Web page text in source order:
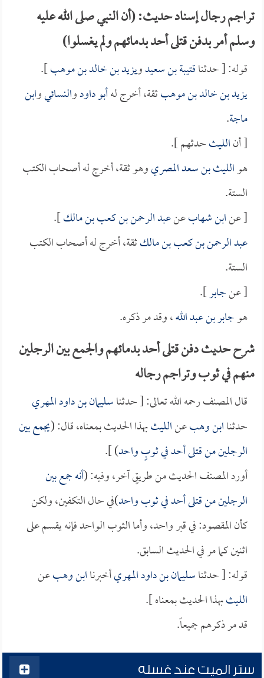
تراجم رجال إسناد حديث: (أن النبي صلى الله عليه
وسلم أمر بدفن قتلى أحد بدمائهم ولم يغسلوا)
قوله: [ حدثناقتيبة بن سعيدويزيد بن خالد بن موهب].
يزيد بن خالد بن موهبثقة، أخرج لهأبو داودوالنسائيوابن
ماجة.
[ أنالليثحدثهم ].
هوالليث بن سعد المصريوهو ثقة، أخرج له أصحاب الكتب
الستة.
[ عنابن شهابعنعبد الرحمن بن كعب بن مالك].
عبد الرحمن بن كعب بن مالكثقة، أخرج له أصحاب الكتب
الستة.
[ عنجابر].
هوجابر بن عبد الله، وقد مر ذكره.
شرح حديث دفن قتلى أحد بدمائهم والجمع بين الرجلين
منهم في ثوب وتراجم رجاله
قال المصنف رحمه الله تعالى: [ حدثناسليمان بن داود المهري
حدثناابن وهبعنالليثبهذا الحديث بمعناه، قال: (يجمع بين
الرجلين من قتلى أحد في ثوبٍ واحد) ].
أورد المصنف الحديث من طريقٍ آخر، وفيه: (أنه جمع بين
الرجلين من قتلى أحد في ثوب واحد)في حال التكفين، ولكن
كأن المقصود: في قبر واحد، وأما الثوب الواحد فإنه يقسم على
اثنين كما مر في الحديث السابق.
قوله: [ حدثناسليمان بن داود المهريأخبرناابن وهبعن
الليثبهذا الحديث بمعناه ].
قد مر ذكرهم جميعاً.
ستر الميت عند غسله